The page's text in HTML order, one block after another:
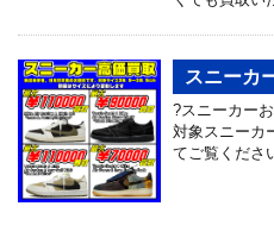
スニーカ
?スニーカー
対象スニーカ
てご覧くださ